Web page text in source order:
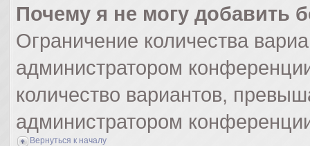
Почему я не могу добавить
Ограничение количества
администратором
количество вариантов,
администратором
Вернуться к началу